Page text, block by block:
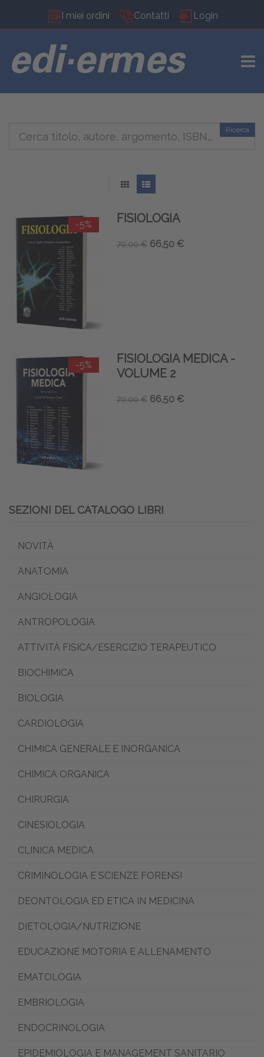
I miei ordini Contatti Login
Ricerca
-5% FISIOLOGIA
70,00 € 66,50 €
-5%
FISIOLOGIA MEDICA -
VOLUME 2
70,00 € 66,50 €
SEZIONI DEL CATALOGO LIBRI
NOVITÀ
ANATOMIA
ANGIOLOGIA
ANTROPOLOGIA
ATTIVITÀ FISICA/ESERCIZIO TERAPEUTICO
BIOCHIMICA
BIOLOGIA
CARDIOLOGIA
CHIMICA GENERALE E INORGANICA
CHIMICA ORGANICA
CHIRURGIA
CINESIOLOGIA
CLINICA MEDICA
CRIMINOLOGIA E SCIENZE FORENSI
DEONTOLOGIA ED ETICA IN MEDICINA
DIETOLOGIA/NUTRIZIONE
EDUCAZIONE MOTORIA E ALLENAMENTO
EMATOLOGIA
EMBRIOLOGIA
ENDOCRINOLOGIA
EPIDEMIOLOGIA E MANAGEMENT SANITARIO